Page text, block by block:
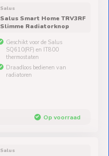
Salus
Salus Smart Home TRV3RF
Slimme Radiatorknop
Geschikt voor de Salus
SQ610(RF) en IT800
thermostaten
Draadloos bedienen van
radiatoren
Op voorraad
Salus